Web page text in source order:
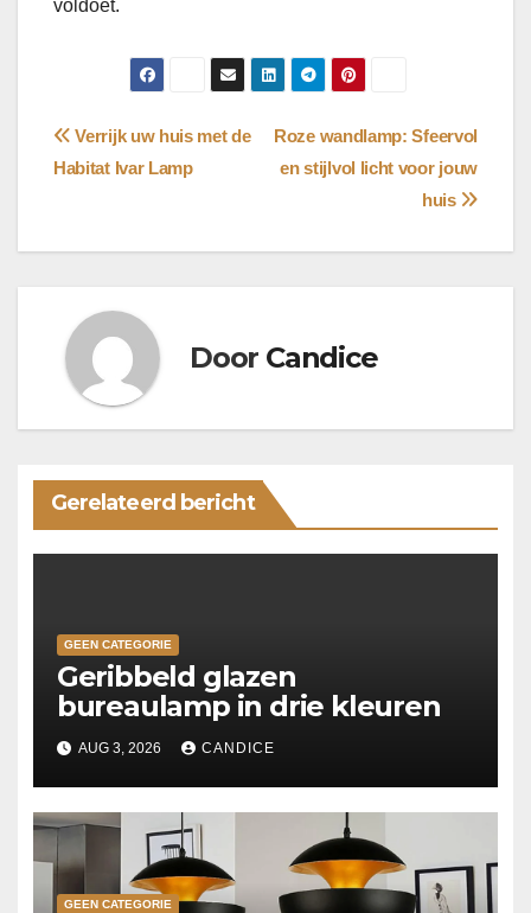
voldoet.
Bericht
navigatie
Roze wandlamp: Sfeervol
en stijlvol licht voor jouw
huis
Verrijk uw huis met de
Habitat Ivar Lamp
Door Candice
Gerelateerd bericht
GEEN CATEGORIE
Geribbeld glazen
bureaulamp in drie kleuren
AUG 3, 2026 CANDICE
GEEN CATEGORIE